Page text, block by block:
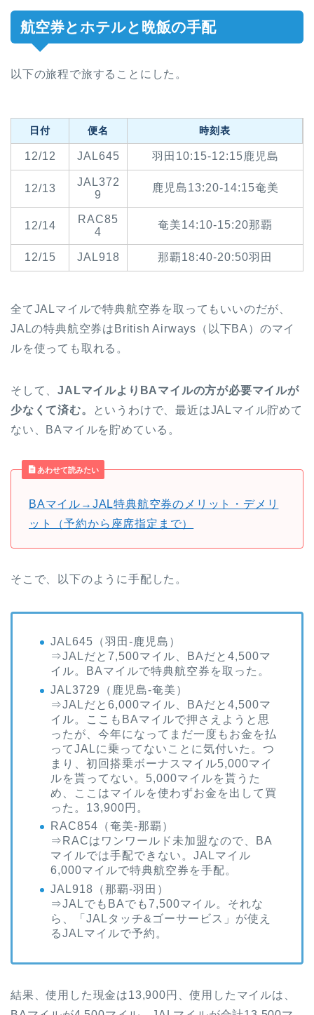
航空券とホテルと晩飯の手配
以下の旅程で旅することにした。
日付 便名 時刻表
12/12 JAL645 羽田10:15-12:15鹿児島
12/13
JAL372
9
鹿児島13:20-14:15奄美
12/14
RAC85
4
奄美14:10-15:20那覇
12/15 JAL918 那覇18:40-20:50羽田
全てJALマイルで特典航空券を取ってもいいのだが、
JALの特典航空券はBritish Airways（以下BA）のマイ
ルを使っても取れる。
そして、JALマイルよりBAマイルの方が必要マイルが
少なくて済む。
というわけで、最近はJALマイル貯めて
ない、BAマイルを貯めている。
あわせて読みたい
BAマイル→JAL特典航空券のメリット・デメリ
ット（予約から座席指定まで）
そこで、以下のように手配した。
JAL645（羽田-鹿児島）
⇒JALだと7,500マイル、BAだと4,500マ
イル。BAマイルで特典航空券を取った。
JAL3729（鹿児島-奄美）
⇒JALだと6,000マイル、BAだと4,500マ
イル。ここもBAマイルで押さえようと思
ったが、今年になってまだ一度もお金を払
ってJALに乗ってないことに気付いた。つ
まり、初回搭乗ボーナスマイル5,000マイ
ルを貰ってない。5,000マイルを貰うた
め、ここはマイルを使わずお金を出して買
った。13,900円。
RAC854（奄美-那覇）
⇒RACはワンワールド未加盟なので、BA
マイルでは手配できない。JALマイル
6,000マイルで特典航空券を手配。
JAL918（那覇-羽田）
⇒JALでもBAでも7,500マイル。それな
ら、「JALタッチ&ゴーサービス」が使え
るJALマイルで予約。
結果、使用した現金は13,900円、使用したマイルは、